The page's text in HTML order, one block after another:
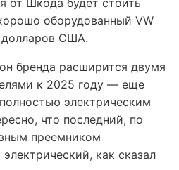
оборудованный VW
долларов США.
бренда расширится двумя
к 2025 году — еще
электрическим
что последний, по
преемником
электрический, как сказал